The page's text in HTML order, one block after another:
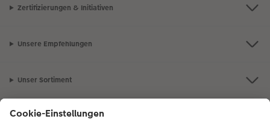
Zertifizierungen & Initiativen
Unsere Empfehlungen
Unser Sortiment
Service